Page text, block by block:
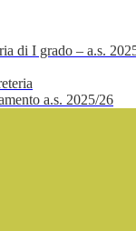
di I grado – a.s.
a.s. 2025/26